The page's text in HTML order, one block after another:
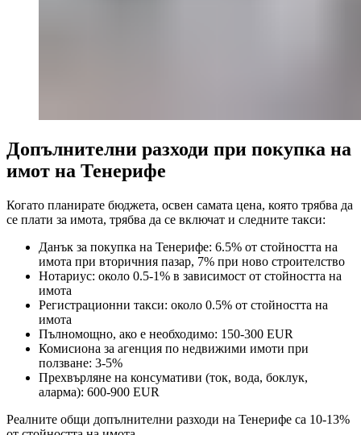
Допълнителни разходи при покупка на
имот на Тенерифе
Когато планирате бюджета, освен самата цена, която трябва да
се плати за имота, трябва да се включат и следните такси:
Данък за покупка на Тенерифе: 6.5% от стойността на
имота при вторичния пазар, 7% при ново строителство
Нотариус: около 0.5-1% в зависимост от стойността на
имота
Регистрационни такси: около 0.5% от стойността на
имота
Пълномощно, ако е необходимо: 150-300 EUR
Комисиона за агенция по недвижими имоти при
ползване: 3-5%
Прехвърляне на консумативи (ток, вода, боклук,
аларма): 600-900 EUR
Реалните общи допълнителни разходи на Тенерифе са 10-13%